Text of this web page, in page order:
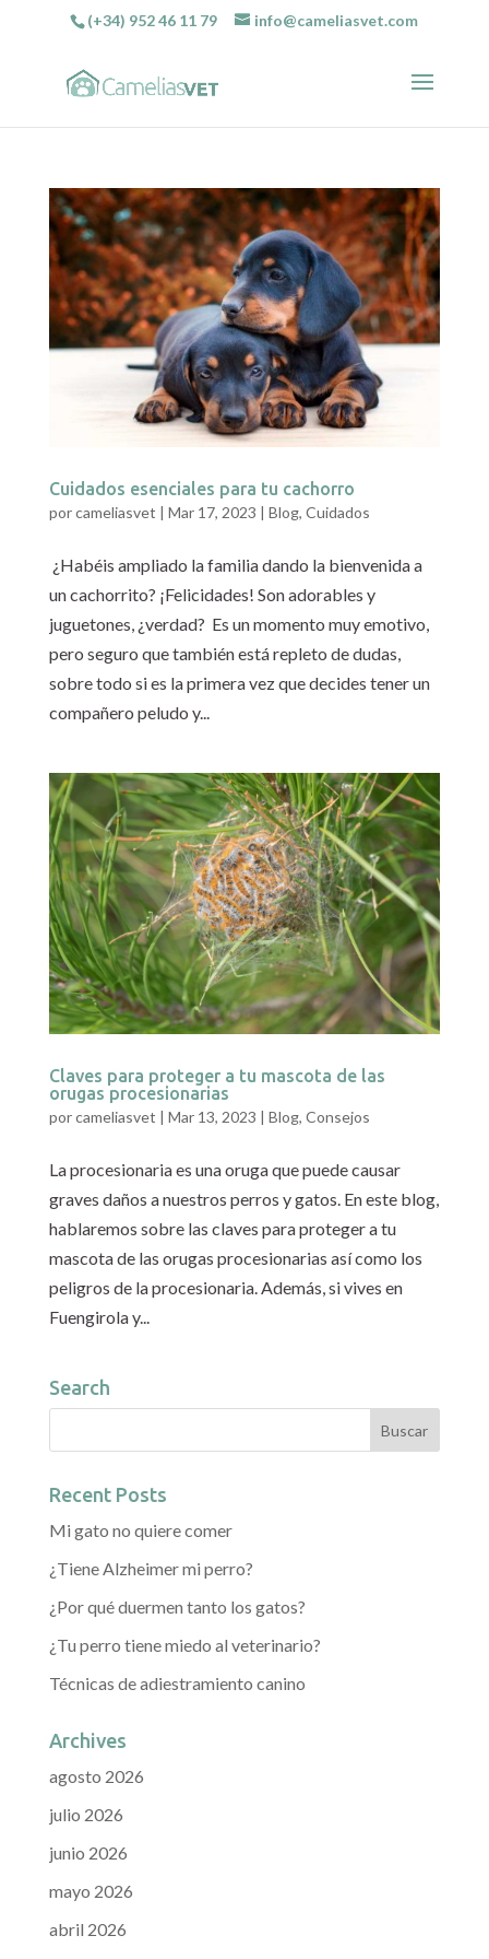
(+34) 952 46 11 79 info@cameliasvet.com
Cuidados esenciales para tu cachorro
porcameliasvet | Mar 17, 2023 | Blog, Cuidados
¿Habéis ampliado la familia dando la bienvenida a
un cachorrito? ¡Felicidades! Son adorables y
juguetones, ¿verdad? Es un momento muy emotivo,
pero seguro que también está repleto de dudas,
sobre todo si es la primera vez que decides tener un
compañero peludo y...
Claves para proteger a tu mascota de las
orugas procesionarias
porcameliasvet | Mar 13, 2023 | Blog, Consejos
La procesionaria es una oruga que puede causar
graves daños a nuestros perros y gatos. En este blog,
hablaremos sobre las claves para proteger a tu
mascota de las orugas procesionarias así como los
peligros de la procesionaria. Además, si vives en
Fuengirola y...
Search
Recent Posts
Mi gato no quiere comer
¿Tiene Alzheimer mi perro?
¿Por qué duermen tanto los gatos?
¿Tu perro tiene miedo al veterinario?
Técnicas de adiestramiento canino
Archives
agosto 2026
julio 2026
junio 2026
mayo 2026
abril 2026